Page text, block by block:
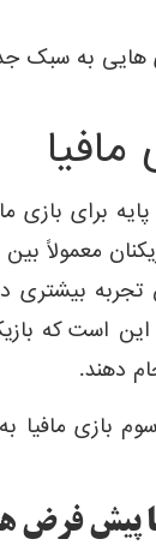
هایی به سبک
برای بازی
نقش‌های پایه مافیا، شهروند و
تجربه
است که
دهند.
بازی
با پیش